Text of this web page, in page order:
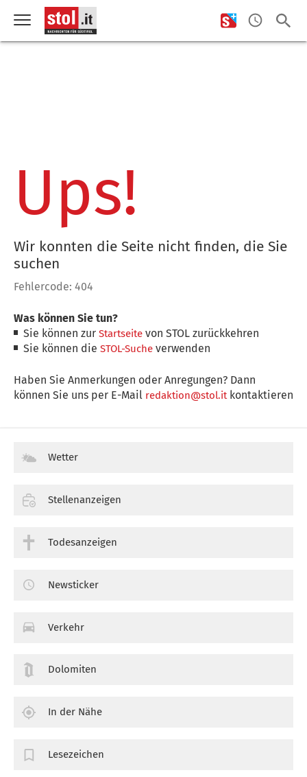
Ups!
Wir konnten die Seite nicht finden, die Sie
suchen
Fehlercode: 404
Was können Sie tun?
Sie können zurStartseite von STOL zurückkehren
Sie können dieSTOL-Suche verwenden
Haben Sie Anmerkungen oder Anregungen? Dann
können Sie uns per E-Mail redaktion@stol.itkontaktieren
Wetter
Stellenanzeigen
Todesanzeigen
Newsticker
Verkehr
Dolomiten
In der Nähe
Lesezeichen